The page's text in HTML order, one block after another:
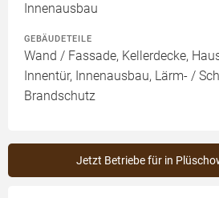
Innenausbau
GEBÄUDETEILE
Wand / Fassade, Kellerdecke,
Innentür, Innenausbau, Lärm- /
Brandschutz
Jetzt Betriebe für in